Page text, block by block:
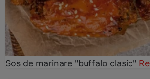
Sos de marinare "buffalo clasic"